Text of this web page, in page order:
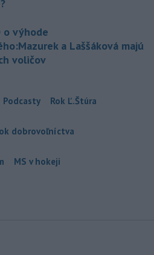
o výhode
a Laššáková majú
voličov
Podcasty Rok Ľ.Štúra
dobrovoľníctva
MS v hokeji